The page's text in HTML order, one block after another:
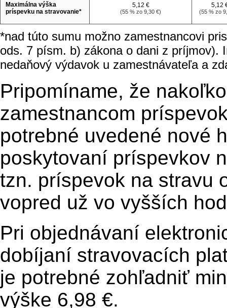
Maximálna výška
príspevku na stravovanie*
5,12 €
(55 % zo 9,30 €)
5,12
(55 % zo
*nad túto sumu možno zamestnancovi
ods. 7 písm. b) zákona o dani z príjmov).
nedaňový výdavok u zamestnávateľa a
Pripomíname, že
zamestnancom
potrebné uvedené nové
poskytovaní príspevkov
tzn. príspevok na stravu
vopred už vo vyšších
Pri objednávaní
dobíjaní stravovacích
je potrebné zohľadniť
výške 6,98 €.